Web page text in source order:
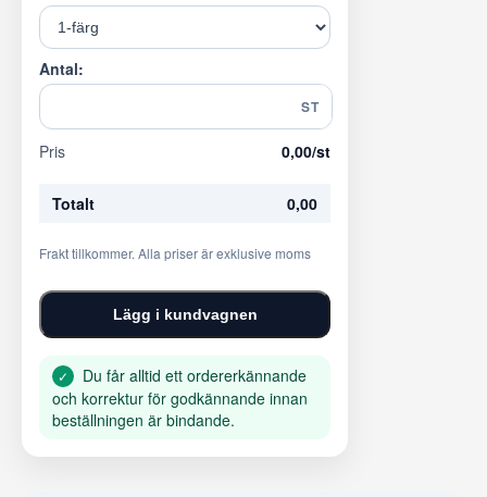
Antal:
ST
Pris 0,00/st
Totalt 0,00
Frakt tillkommer. Alla priser är exklusive moms
Lägg i kundvagnen
✓
Du får alltid ett ordererkännande
och korrektur för godkännande innan
beställningen är bindande.